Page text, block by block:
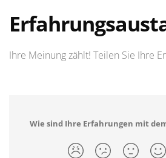
Ihre Meinung zählt! Teilen Sie Ihre
Wie sind Ihre Erfahrungen mit dem